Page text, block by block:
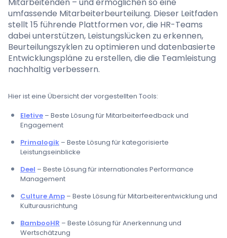
umfassende Mitarbeiterbeurteilung. Dieser Leitfaden
stellt 15 führende Plattformen vor, die HR-Teams
dabei unterstützen, Leistungslücken zu erkennen,
Beurteilungszyklen zu optimieren und datenbasierte
Entwicklungspläne zu erstellen, die die Teamleistung
nachhaltig verbessern.
Hier ist eine Übersicht der vorgestellten Tools:
Eletive – Beste Lösung für Mitarbeiterfeedback und
Engagement
Primalogik – Beste Lösung für kategorisierte
Leistungseinblicke
Deel – Beste Lösung für internationales Performance
Management
Culture Amp – Beste Lösung für Mitarbeiterentwicklung und
Kulturausrichtung
BambooHR – Beste Lösung für Anerkennung und
Wertschätzung